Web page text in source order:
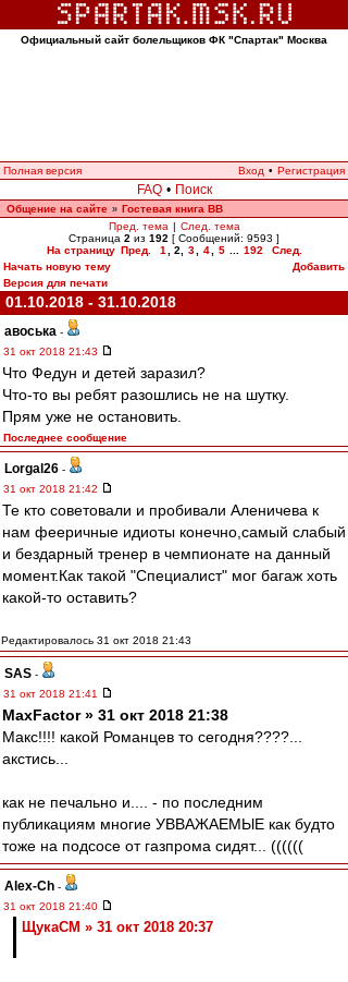
Официальный сайт болельщиков ФК "Спартак" Москва
Полная версия Вход • Регистрация
FAQ • Поиск
Общение на сайте » Гостевая книга ВВ
Пред. тема | След. тема
Страница 2 из 192 [ Сообщений: 9593 ]
На страницу Пред. 1 2 3 4 5 192
След.
Начать новую тему
Добавить
Версия для печати
01.10.2018 - 31.10.2018
авоська -
31 окт 2018 21:43
Что Федун и детей заразил?
Что-то вы ребят разошлись не на шутку.
Прям уже не остановить.
Последнее сообщение
Lorgal26 -
31 окт 2018 21:42
Те кто советовали и пробивали Аленичева к
нам фееричные идиоты конечно,самый слабый
и бездарный тренер в чемпионате на данный
момент.Как такой "Специалист" мог багаж хоть
какой-то оставить?
Редактировалось 31 окт 2018 21:43
SAS -
31 окт 2018 21:41
MaxFactor » 31 окт 2018 21:38
Макс!!!! какой Романцев то сегодня????...
акстись...
как не печально и.... - по последним
публикациям многие УВВАЖАЕМЫЕ как будто
тоже на подсосе от газпрома сидят... ((((((
Alex-Ch -
31 окт 2018 21:40
ЩукаСМ » 31 окт 2018 20:37